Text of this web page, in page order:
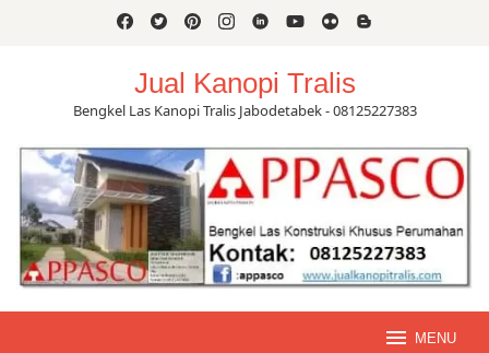
Jual Kanopi Tralis
Bengkel Las Kanopi Tralis Jabodetabek - 08125227383
MENU